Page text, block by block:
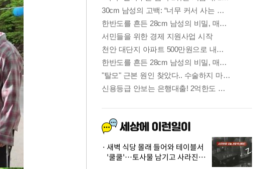
새벽 식당 몰래 들어와 테이블서
'쿨쿨'…토사물 남기고 사라진 남